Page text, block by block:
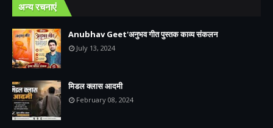
अन्य रचनाएं
Anubhav Geet'अनुभव गीत पुस्तक काव्य संकलन
July 13, 2024
मिडल क्लास आदमी
February 08, 2024